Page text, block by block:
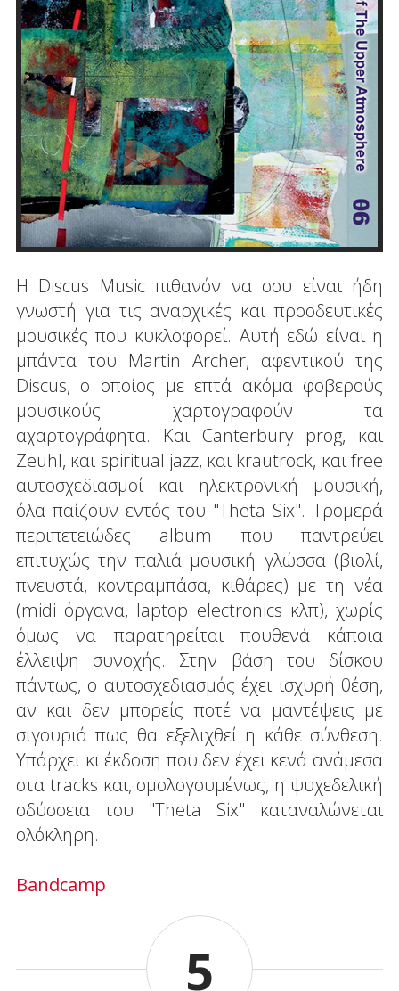
Η Discus Music πιθανόν να σου είναι ήδη
γνωστή για τις αναρχικές και προοδευτικές
μουσικές που κυκλοφορεί. Αυτή εδώ είναι η
μπάντα του Martin Archer, αφεντικού της
Discus, ο οποίος με επτά ακόμα φοβερούς
μουσικούς χαρτογραφούν τα
αχαρτογράφητα. Και Canterbury prog, και
Zeuhl, και spiritual jazz, και krautrock, και free
αυτοσχεδιασμοί και ηλεκτρονική μουσική,
όλα παίζουν εντός του "Theta Six". Τρομερά
περιπετειώδες album που παντρεύει
επιτυχώς την παλιά μουσική γλώσσα (βιολί,
πνευστά, κοντραμπάσα, κιθάρες) με τη νέα
(midi όργανα, laptop electronics κλπ), χωρίς
όμως να παρατηρείται πουθενά κάποια
έλλειψη συνοχής. Στην βάση του δίσκου
πάντως, ο αυτοσχεδιασμός έχει ισχυρή θέση,
αν και δεν μπορείς ποτέ να μαντέψεις με
σιγουριά πως θα εξελιχθεί η κάθε σύνθεση.
Υπάρχει κι έκδοση που δεν έχει κενά ανάμεσα
στα tracks και, ομολογουμένως, η ψυχεδελική
οδύσσεια του "Theta Six" καταναλώνεται
ολόκληρη.
Bandcamp
5